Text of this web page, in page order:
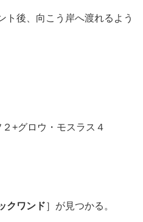
ト後、向こう岸へ渡れるよう
+グロウ・モスラス４
クワンド］が見つかる。